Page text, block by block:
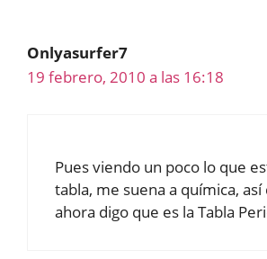
Onlyasurfer7
19 febrero, 2010 a las 16:18
Pues viendo un poco lo que
tabla, me suena a química, así
ahora digo que es la Tabla